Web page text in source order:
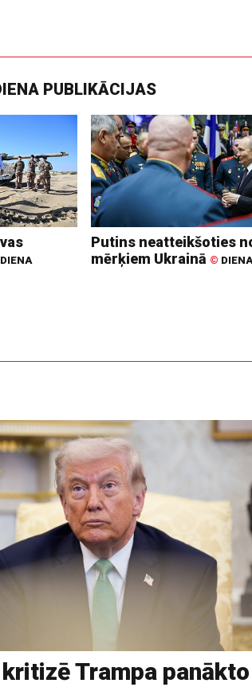
PUBLIKĀCIJAS
DIENA
Putins neatteikšoties
mērķiem Ukrainā © DIENA
Trampa panākto